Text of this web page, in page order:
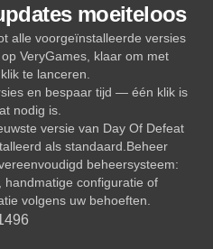
moeiteloos
alle voorgeïnstalleerde versies
VeryGames, klaar om met
te lanceren.
en bespaar tijd — één klik is
nodig is.
versie van Day Of Defeat
als standaard.Beheer
beheersysteem:
handmatige configuratie of
volgens uw behoeften.